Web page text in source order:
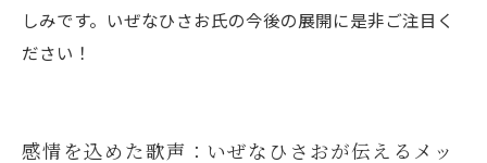
しみです。いぜなひさお氏の今後の展開に是非ご注目く
ださい！
感情を込めた歌声：いぜなひさおが伝えるメッ